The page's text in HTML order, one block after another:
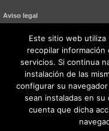
Aviso legal
Política de cookies
Todos los derechos reservados
Este sitio web utiliza
recopilar información
servicios. Si continua
instalación de las
configurar su
sean instaladas en
cuenta que dicha